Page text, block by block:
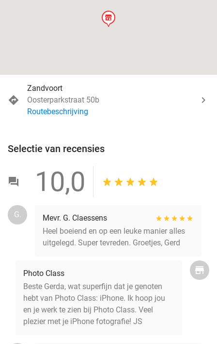
store
Zandvoort
Oosterparkstraat 50b
Routebeschrijving
Selectie van recensies
10,0
G.
Mevr. G. Claessens
Heel boeiend en op een leuke manier alles
uitgelegd. Super tevreden. Groetjes, Gerd
Photo Class
Beste Gerda, wat superfijn dat je genoten
hebt van Photo Class: iPhone. Ik hoop jou
en je werk te zien bij Photo Class. Veel
plezier met je iPhone fotografie! JS